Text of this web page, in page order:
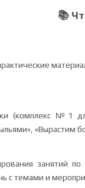
📚
(комплекс №1
«Вырастим
занятий
с темами и